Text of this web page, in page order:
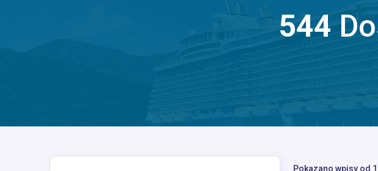
544
Pokazano wpisy od